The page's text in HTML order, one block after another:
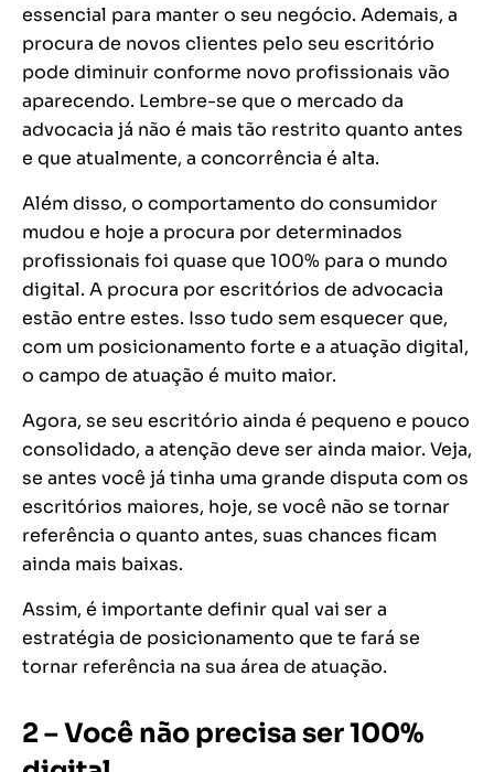
essencial para manter o seu negócio. Ademais, a
procura de novos clientes pelo seu escritório
pode diminuir conforme novo profissionais vão
aparecendo. Lembre-se que o mercado da
advocacia já não é mais tão restrito quanto antes
e que atualmente, a concorrência é alta.
Além disso, o comportamento do consumidor
mudou e hoje a procura por determinados
profissionais foi quase que 100% para o mundo
digital. A procura por escritórios de advocacia
estão entre estes. Isso tudo sem esquecer que,
com um posicionamento forte e a atuação digital,
o campo de atuação é muito maior.
Agora, se seu escritório ainda é pequeno e pouco
consolidado, a atenção deve ser ainda maior. Veja,
se antes você já tinha uma grande disputa com os
escritórios maiores, hoje, se você não se tornar
referência o quanto antes, suas chances ficam
ainda mais baixas.
Assim, é importante definir qual vai ser a
estratégia de posicionamento que te fará se
tornar referência na sua área de atuação.
2 – Você não precisa ser 100%